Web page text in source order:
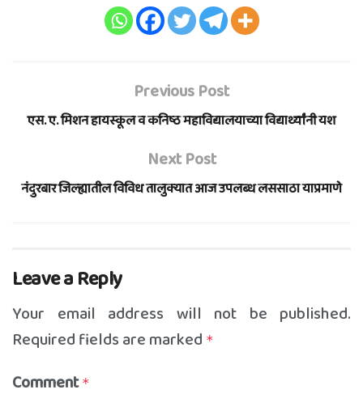
Previous Post
एस. ए. मिशन हायस्कूल व कनिष्ठ महाविद्यालयाच्या विद्यार्थ्यांनी यश
Next Post
नंदुरबार जिल्ह्यातील विविध तालुक्यात आज उपलब्ध लससाठा याप्रमाणे
Leave a Reply
Your email address will not be published.
Required fields are marked *
Comment *